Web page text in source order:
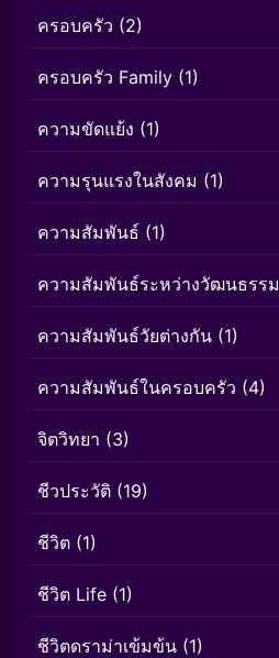
ครอบครัว (2)
ครอบครัว Family (1)
ความขัดแย้ง (1)
ความรุนแรงในสังคม (1)
ความสัมพันธ์ (1)
ความสัมพันธ์ระหว่างวัฒนธรรม
ความสัมพันธ์วัยต่างกัน (1)
ความสัมพันธ์ในครอบครัว (4)
จิตวิทยา (3)
ชีวประวัติ (19)
ชีวิต (1)
ชีวิต Life (1)
ชีวิตดราม่าเข้มข้น (1)